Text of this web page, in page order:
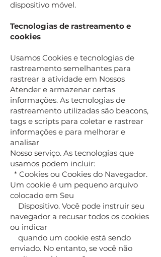
dispositivo móvel.
Tecnologias de rastreamento e
cookies
Usamos Cookies e tecnologias de
rastreamento semelhantes para
rastrear a atividade em Nossos
Atender e armazenar certas
informações. As tecnologias de
rastreamento utilizadas são beacons,
tags e scripts para coletar e rastrear
informações e para melhorar e
analisar
Nosso serviço. As tecnologias que
usamos podem incluir:
* Cookies ou Cookies do Navegador.
Um cookie é um pequeno arquivo
colocado em Seu
Dispositivo. Você pode instruir seu
navegador a recusar todos os cookies
ou indicar
quando um cookie está sendo
enviado. No entanto, se você não